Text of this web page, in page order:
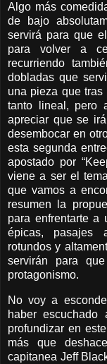
Algo más
de bajo
servirá para que
para volver a
recurriendo
dobladas que
una pieza que
tanto lineal, pero
apreciar que se irá
desembocar en
esta segunda
apostado por
viene a ser el
que vamos a
resumen la
para enfrentarte a
épicas, pasajes
rotundos y
servirán para
protagonismo.
No voy a
haber escuchado
profundizar en
más que
capitanea Jeff